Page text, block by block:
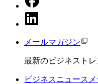
メールマガジン
最新のビジネスト
ビジネスニュース